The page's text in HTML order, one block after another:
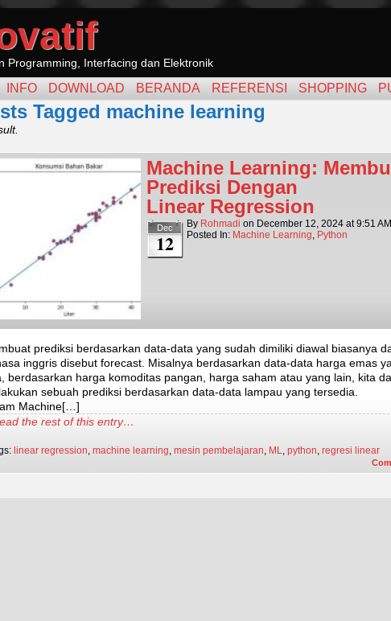
Programming, Interfacing dan Elektronik
INFO DOWNLOAD BERANDA REFERENSI SHOPPING
Tagged machine learning
Machine Learning:
Prediksi Dengan
Linear Regression
Dec
12
By Rohmadi on December 12, 2024 at9:51 AM
Posted In: Machine Learning, Python
prediksi berdasarkan data-data yang sudah dimiliki diawal biasanya
inggris disebut forecast. Misalnya berdasarkan data-data harga emas
berdasarkan harga komoditas pangan, harga saham atau yang lain, kita
sebuah prediksi berdasarkan data-data lampau yang tersedia.
Machine[…]
the rest of this entry…
linear regression, machine learning, mesin pembelajaran, ML, python, regresi linear